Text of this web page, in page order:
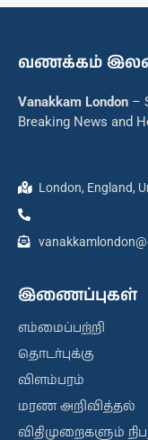
வணக்கம்
Vanakkam London –
Breaking News and
London, England,
இணைப்புகள்
எம்மைப்பற்றி
தொடர்புக்கு
விளம்பரம்
மரண அறிவித்தல்
விதிமுறைகளும்